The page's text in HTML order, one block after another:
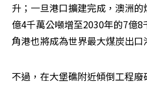
升；一旦港口擴建完成，澳洲
億4千萬公噸增至2030年的7億
角港也將成為世界最大煤炭出口
不過，在大堡礁附近傾倒工程